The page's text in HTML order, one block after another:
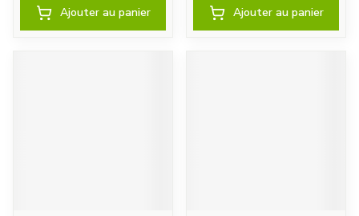
Ajouter au panier Ajouter au panier